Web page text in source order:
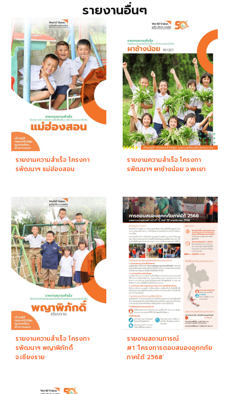
รายงานอื่นๆ
รายงานความสำเร็จ โครงกา
รพัฒนาฯ แม่ฮ่องสอน
รายงานความสำเร็จ โครงกา
รพัฒนาฯ ผาช้างน้อย จ.พะเยา
รายงานความสำเร็จ โครงกา
รพัฒนาฯ พญาพิภักดิ์
จ.เชียงราย
รายงานสถานการณ์
#1 ‘โครงการตอบสนองอุทกภัย
ภาคใต้ 2568’